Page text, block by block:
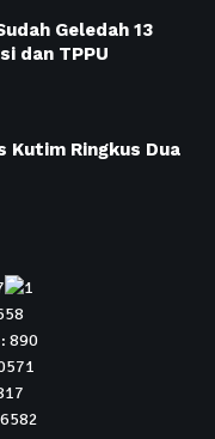
Geledah 13
dan TPPU
Ringkus Dua
890